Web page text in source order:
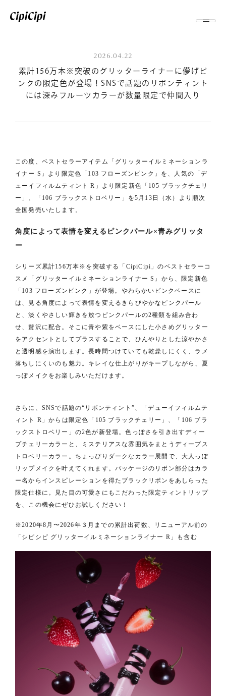
2026.04.22
累計156万本※突破のグリッターライナーに儚げピ
ンクの限定色が登場！SNSで話題のリボンティント
には深みフルーツカラーが数量限定で仲間入り
この度、ベストセラーアイテム「グリッターイルミネーションラ
イナー S」より限定色「103 フローズンピンク」を、人気の「デ
ューイフィルムティント R」より限定新色「105 ブラックチェリ
ー」、「106 ブラックストロベリー」を5月13日（水）より順次
全国発売いたします。
角度によって表情を変えるピンクパール×青みグリッタ
ー
シリーズ累計156万本※を突破する「CipiCipi」のベストセラーコ
スメ「グリッターイルミネーションライナー S」から、限定新色
「103 フローズンピンク」が登場。やわらかいピンクベースに
は、見る角度によって表情を変えるきらびやかなピンクパール
と、淡くやさしい輝きを放つピンクパールの2種類を組み合わ
せ、贅沢に配合。そこに青や紫をベースにした小さめグリッター
をアクセントとしてプラスすることで、ひんやりとした涼やかさ
と透明感を演出します。長時間つけていても乾燥しにくく、ラメ
落ちしにくいのも魅力。キレイな仕上がりがキープしながら、夏
っぽメイクをお楽しみいただけます。
さらに、SNSで話題の“リボンティント”、「デューイフィルムテ
ィント R」からは限定色「105 ブラックチェリー」、「106 ブラ
ックストロベリー」の2色が新登場。色っぽさを引き出すディー
プチェリーカラーと、ミステリアスな雰囲気をまとうディープス
トロベリーカラー。ちょっぴりダークなカラー展開で、大人っぽ
リップメイクを叶えてくれます。パッケージのリボン部分はカラ
ー名からインスピレーションを得たブラックリボンをあしらった
限定仕様に。見た目の可愛さにもこだわった限定ティントリップ
を、この機会にぜひお試しください！
※2020年8月〜2026年３月までの累計出荷数、リニューアル前の
「シピシピ グリッターイルミネーションライナー R」も含む